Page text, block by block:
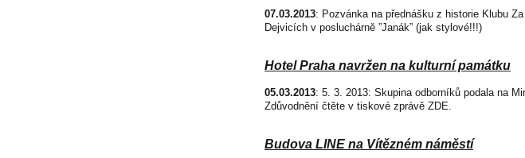
07.03.2013: Pozvánka na přednášku z historie Klubu
Dejvicích v posluchárně ”Janák” (jak stylové!!!)
Hotel Praha navržen na kulturní památku
05.03.2013: 5. 3. 2013: Skupina odborníků podala na
Zdůvodnění čtěte v tiskové zprávě ZDE.
Budova LINE na Vítězném náměstí